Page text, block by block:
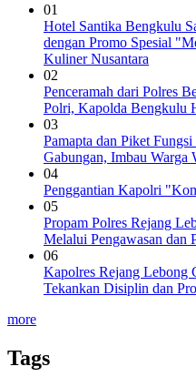
01
Hotel Santika Bengkulu
dengan Promo Spesial
Kuliner Nusantara
02
Penceramah dari Polres
Polri, Kapolda Bengkulu
03
Pamapta dan Piket
Gabungan, Imbau Warga
04
Penggantian Kapolri
05
Propam Polres Rejang
Melalui Pengawasan dan
06
Kapolres Rejang Lebong
Tekankan Disiplin dan
more
Tags